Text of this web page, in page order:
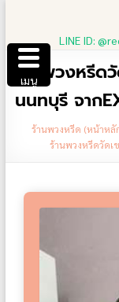
content
LINE ID:
ร้านพวงหรีด
นนทบุรี จาก
ร้านพวงหรีด (หน้าหลั
ร้านพวงหรีดวัดเข
เมนู